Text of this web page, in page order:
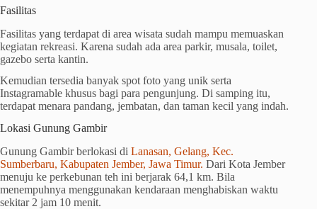
Fasilitas
Fasilitas yang terdapat di area wisata sudah mampu memuaskan
kegiatan rekreasi. Karena sudah ada area parkir, musala, toilet,
gazebo serta kantin.
Kemudian tersedia banyak spot foto yang unik serta
Instagramable khusus bagi para pengunjung. Di samping itu,
terdapat menara pandang, jembatan, dan taman kecil yang indah.
Lokasi Gunung Gambir
Gunung Gambir berlokasi di Lanasan, Gelang, Kec.
Sumberbaru, Kabupaten Jember, Jawa Timur. Dari Kota Jember
menuju ke perkebunan teh ini berjarak 64,1 km. Bila
menempuhnya menggunakan kendaraan menghabiskan waktu
sekitar 2 jam 10 menit.